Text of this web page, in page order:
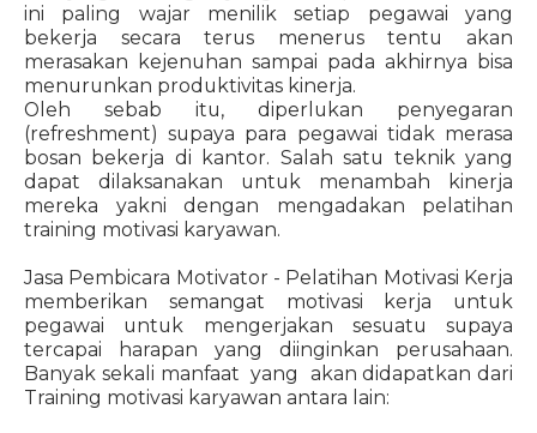
ini paling wajar menilik setiap pegawai yang
bekerja secara terus menerus tentu akan
merasakan kejenuhan sampai pada akhirnya bisa
menurunkan produktivitas kinerja.
Oleh sebab itu, diperlukan penyegaran
(refreshment) supaya para pegawai tidak merasa
bosan bekerja di kantor. Salah satu teknik yang
dapat dilaksanakan untuk menambah kinerja
mereka yakni dengan mengadakan pelatihan
training motivasi karyawan.
Jasa Pembicara Motivator - Pelatihan Motivasi Kerja
memberikan semangat motivasi kerja untuk
pegawai untuk mengerjakan sesuatu supaya
tercapai harapan yang diinginkan perusahaan.
Banyak sekali manfaat yang akan didapatkan dari
Training motivasi karyawan antara lain: